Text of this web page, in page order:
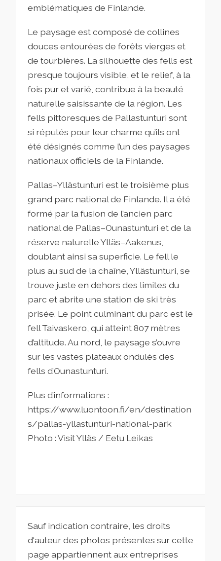
emblématiques de Finlande.
Le paysage est composé de collines
douces entourées de forêts vierges et
de tourbières. La silhouette des fells est
presque toujours visible, et le relief, à la
fois pur et varié, contribue à la beauté
naturelle saisissante de la région. Les
fells pittoresques de Pallastunturi sont
si réputés pour leur charme qu’ils ont
été désignés comme l’un des paysages
nationaux officiels de la Finlande.
Pallas–Yllästunturi est le troisième plus
grand parc national de Finlande. Il a été
formé par la fusion de l’ancien parc
national de Pallas–Ounastunturi et de la
réserve naturelle Ylläs–Aakenus,
doublant ainsi sa superficie. Le fell le
plus au sud de la chaîne, Yllästunturi, se
trouve juste en dehors des limites du
parc et abrite une station de ski très
prisée. Le point culminant du parc est le
fell Taivaskero, qui atteint 807 mètres
d’altitude. Au nord, le paysage s’ouvre
sur les vastes plateaux ondulés des
fells d’Ounastunturi.
Plus d’informations :
https://www.luontoon.fi/en/destination
s/pallas-yllastunturi-national-park
Photo : Visit Ylläs / Eetu Leikas
Sauf indication contraire, les droits
d'auteur des photos présentes sur cette
page appartiennent aux entreprises